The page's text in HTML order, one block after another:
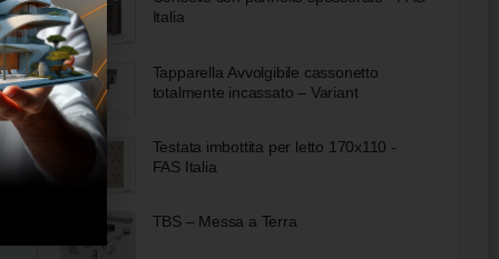
Italia
Tapparella Avvolgibile cassonetto
totalmente incassato – Variant
Testata imbottita per letto 170x110 -
FAS Italia
TBS – Messa a Terra